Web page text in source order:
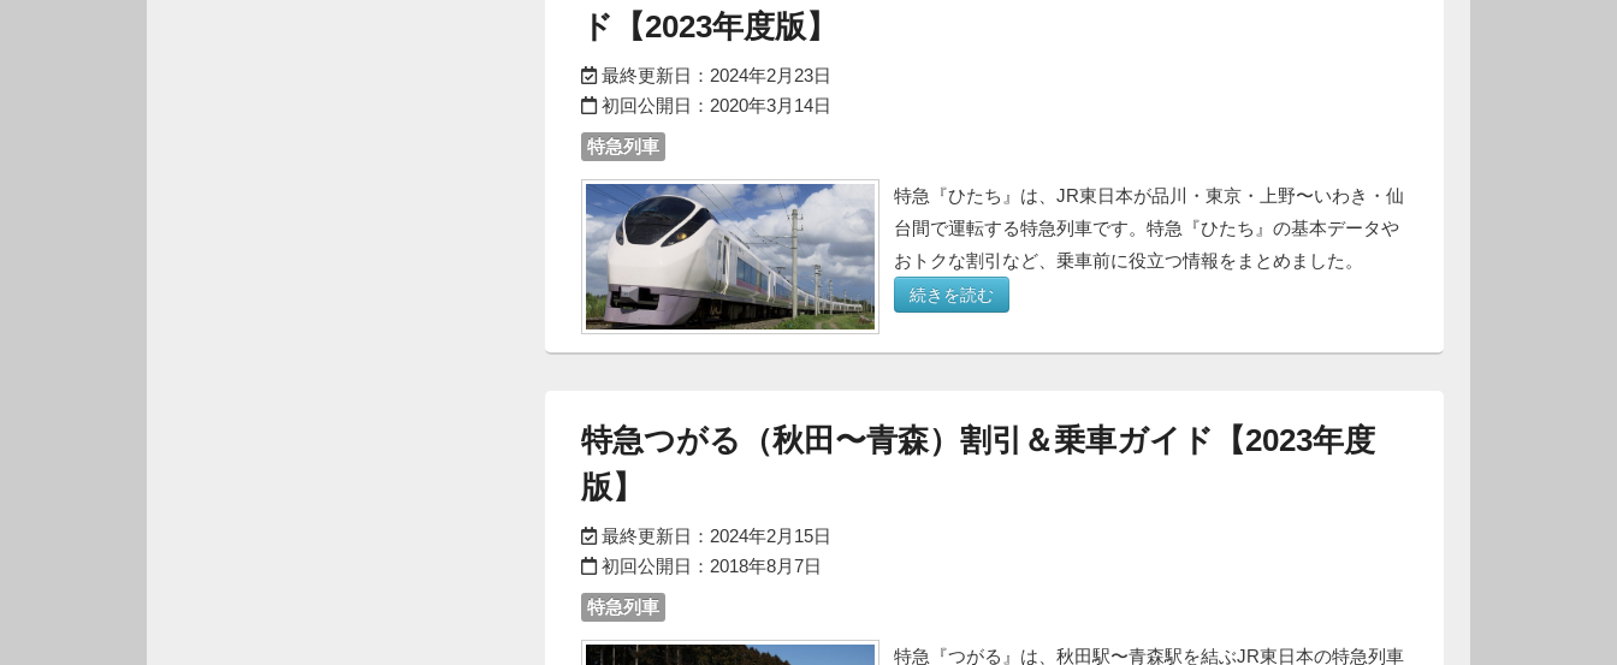
ド【2023年度版】
最終更新日： 2024年2月23日
初回公開日： 2020年3月14日
特急列車
特急『ひたち』は、JR東日本が品川・東京・上野〜いわき・仙
台間で運転する特急列車です。特急『ひたち』の基本データや
おトクな割引など、乗車前に役立つ情報をまとめました。
続きを読む
特急つがる（秋田〜青森）割引＆乗車ガイド【2023年度
版】
最終更新日： 2024年2月15日
初回公開日： 2018年8月7日
特急列車
特急『つがる』は、秋田駅〜青森駅を結ぶJR東日本の特急列車